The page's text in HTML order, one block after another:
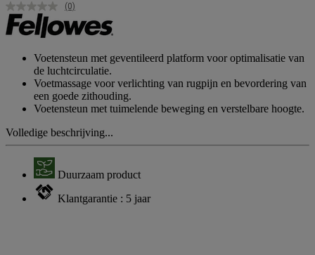
Geen
scorewaarde.
Dezelfde
(0)
Voetensteun met geventileerd platform voor optimalisatie van
de luchtcirculatie.
Voetmassage voor verlichting van rugpijn en bevordering van
een goede zithouding.
Voetensteun met tuimelende beweging en verstelbare hoogte.
Volledige beschrijving...
Duurzaam product
Klantgarantie : 5 jaar